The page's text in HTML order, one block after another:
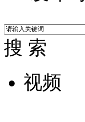
搜 索
视频